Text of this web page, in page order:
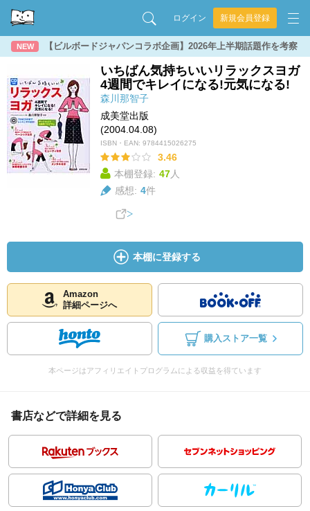
ログイン 新規会員登録
NEW 【ビルボードジャパンコラボ企画】2026年上半期話題作を考察
いちばん気持ちいいリラックスヨガ
4週間でキレイになる!元気になる!
森川那智子
成美堂出版
(2004.04.08)
ISBN・EAN: 9784415026275
3.46
本棚登録: 47人
感想: 4件
本棚に登録する
Amazon
詳細ページへ
購入ストア一覧
本ページはアフィリエイトプログラムによる収益を得ています
書店などで詳細を見る